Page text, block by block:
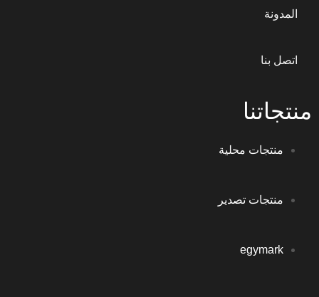
المدونة
اتصل بنا
منتجاتنا
منتجات محلية
منتجات تصدير
egymark